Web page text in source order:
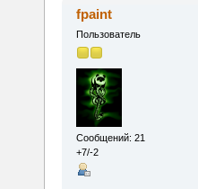
fpaint
Пользователь
Сообщений: 21
+7/-2